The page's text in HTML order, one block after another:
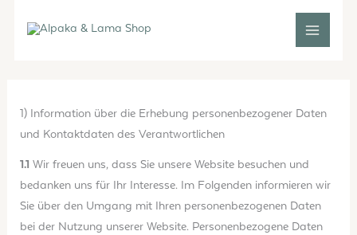
Inhalt
1) Information über die Erhebung personenbezogener Daten
und Kontaktdaten des Verantwortlichen
1.1 Wir freuen uns, dass Sie unsere Website besuchen und
bedanken uns für Ihr Interesse. Im Folgenden informieren wir
Sie über den Umgang mit Ihren personenbezogenen Daten
bei der Nutzung unserer Website. Personenbezogene Daten